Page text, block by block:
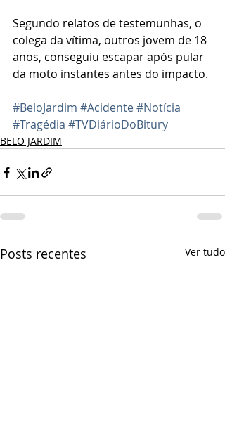
Segundo relatos de testemunhas, o
colega da vítima, outros jovem de 18
anos, conseguiu escapar após pular
da moto instantes antes do impacto.
#BeloJardim #Acidente#Notícia
#Tragédia #TVDiárioDoBitury
BELO JARDIM
Posts recentes Ver tudo